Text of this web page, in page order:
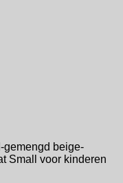
gemengd beige-
Small voor kinderen